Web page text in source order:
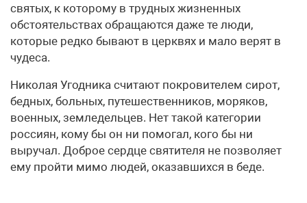
святых, к которому в трудных жизненных
обстоятельствах обращаются даже те люди,
которые редко бывают в церквях и мало верят в
чудеса.
Николая Угодника считают покровителем сирот,
бедных, больных, путешественников, моряков,
военных, земледельцев. Нет такой категории
россиян, кому бы он ни помогал, кого бы ни
выручал. Доброе сердце святителя не позволяет
ему пройти мимо людей, оказавшихся в беде.